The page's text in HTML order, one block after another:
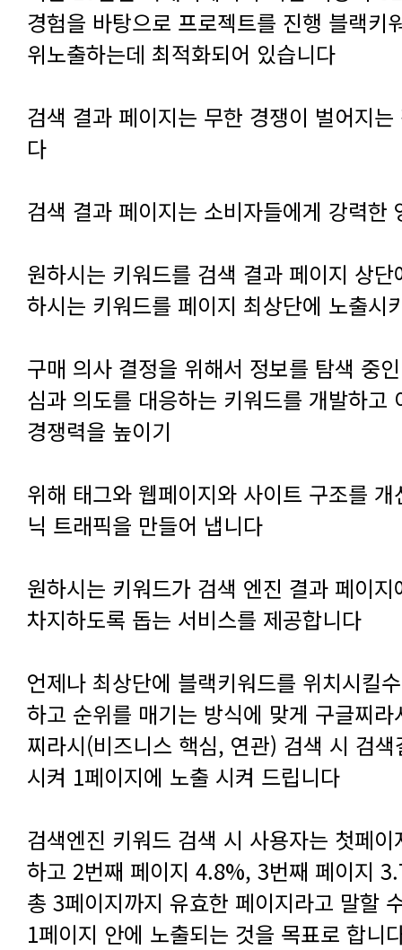
위노출하는데 최적화되어 있습니다
다
검색 결과 페이지는 소비자들에게 강력한
하시는 키워드를 페이지 최상단에 노출시
경쟁력을 높이기
닉 트래픽을 만들어 냅니다
차지하도록 돕는 서비스를 제공합니다
시켜 1페이지에 노출 시켜 드립니다
하고 2번째 페이지 4.8%, 3번째 페이지
1페이지 안에 노출되는 것을 목표로 합니